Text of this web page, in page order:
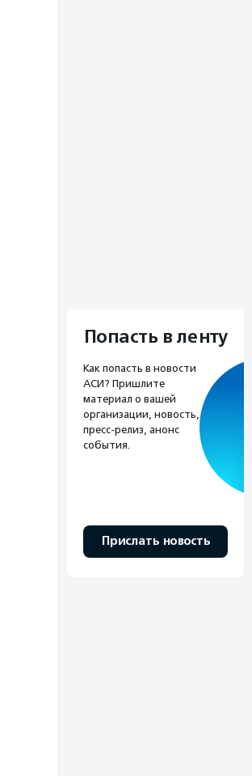
Попасть в ленту
Как попасть в новости
АСИ? Пришлите
материал о вашей
организации, новость,
пресс-релиз, анонс
события.
Прислать новость